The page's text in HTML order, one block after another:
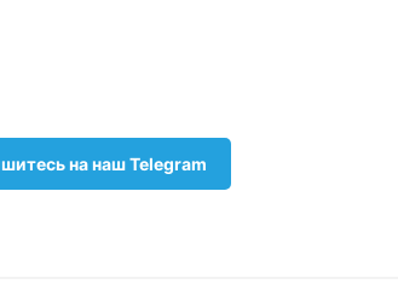
на наш Telegram